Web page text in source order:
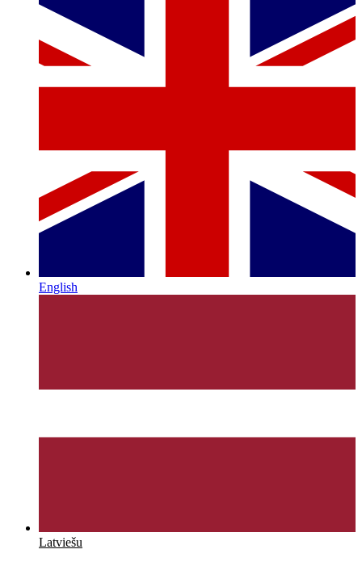
English
Latviešu